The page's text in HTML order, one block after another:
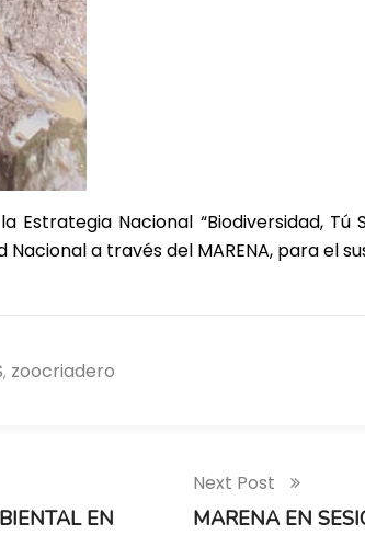
Nacional “Biodiversidad, Tú
a través del MARENA, para el
, zoocriadero
EN
Next Post
MARENA EN